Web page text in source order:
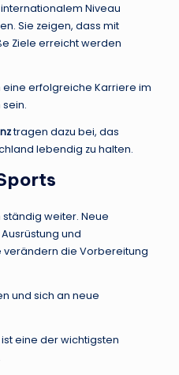
Niveau
Sie zeigen, dass mit
Ziele erreicht werden
eine erfolgreiche Karriere im
tragen dazu bei, das
lebendig zu halten.
weiter. Neue
und
verändern die Vorbereitung
und sich an neue
eine der wichtigsten